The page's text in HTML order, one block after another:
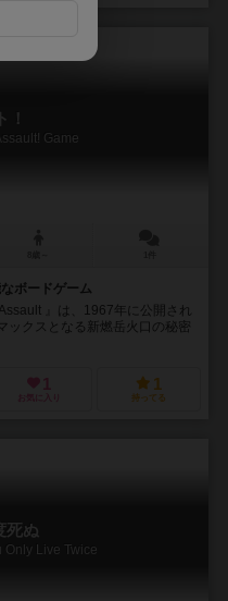
Game
ボードゲーム
』は、1967年に公開され
ックスとなる新燃岳火口の秘密
1
お気に入り
1
持ってる
死ぬ
Only Live Twice